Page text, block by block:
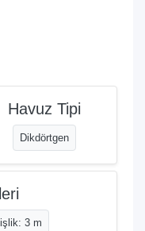
Havuz Tipi
Dikdörtgen
3 m